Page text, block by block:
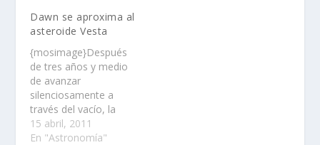
Dawn se aproxima al
asteroide Vesta
{mosimage}Después
de tres años y medio
de avanzar
silenciosamente a
través del vacío, la
nave espacial Dawn
(Amanecer, en idioma
15 abril, 2011
En "Astronomía"